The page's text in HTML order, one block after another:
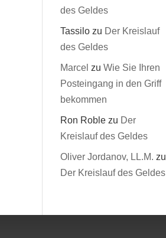
des Geldes
Tassilo zu Der Kreislauf
des Geldes
Marcel zuWie Sie Ihren
Posteingang in den Griff
bekommen
Ron Roble zu Der
Kreislauf des Geldes
Oliver Jordanov, LL.M. zu
Der Kreislauf des Geldes